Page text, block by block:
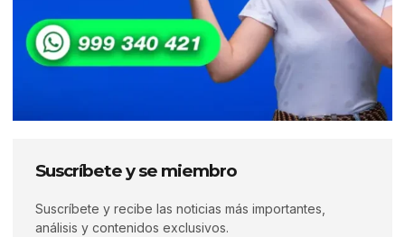
Suscríbete y se miembro
Suscríbete y recibe las noticias más importantes,
análisis y contenidos exclusivos.